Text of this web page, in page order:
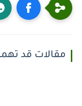
مقالات قد